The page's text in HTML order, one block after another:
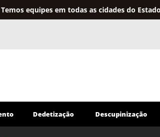
Temos equipes em todas as cidades do
Dedetização Descupinização